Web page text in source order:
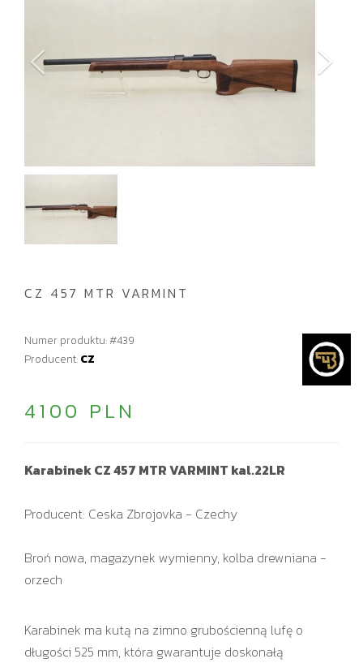
CZ 457 MTR VARMINT
Numer produktu: #439
Producent: CZ
4100 PLN
Karabinek CZ 457 MTR VARMINT kal.22LR
Producent: Ceska Zbrojovka - Czechy
Broń nowa, magazynek wymienny, kolba drewniana -
orzech
Karabinek ma kutą na zimno grubościenną lufę o
długości 525 mm, która gwarantuje doskonałą